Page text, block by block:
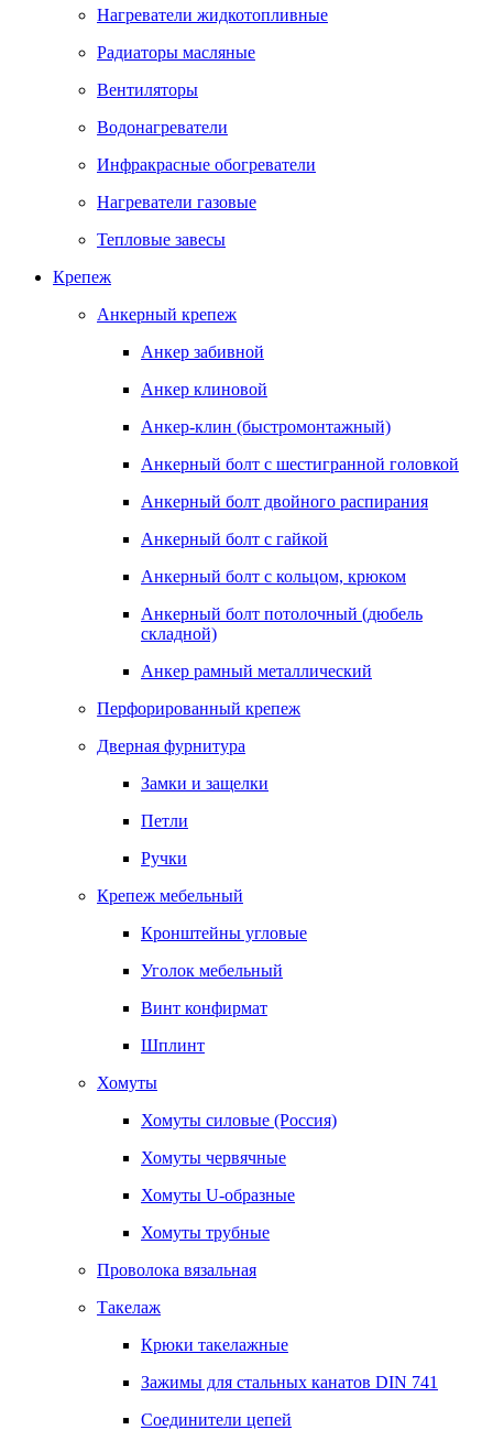
Нагреватели жидкотопливные
Радиаторы масляные
Вентиляторы
Водонагреватели
Инфракрасные обогреватели
Нагреватели газовые
Тепловые завесы
Крепеж
Анкерный крепеж
Анкер забивной
Анкер клиновой
Анкер-клин (быстромонтажный)
Анкерный болт с шестигранной головкой
Анкерный болт двойного распирания
Анкерный болт с гайкой
Анкерный болт с кольцом, крюком
Анкерный болт потолочный (дюбель
складной)
Анкер рамный металлический
Перфорированный крепеж
Дверная фурнитура
Замки и защелки
Петли
Ручки
Крепеж мебельный
Кронштейны угловые
Уголок мебельный
Винт конфирмат
Шплинт
Хомуты
Хомуты силовые (Россия)
Хомуты червячные
Хомуты U-образные
Хомуты трубные
Проволока вязальная
Такелаж
Крюки такелажные
Зажимы для стальных канатов DIN 741
Соединители цепей